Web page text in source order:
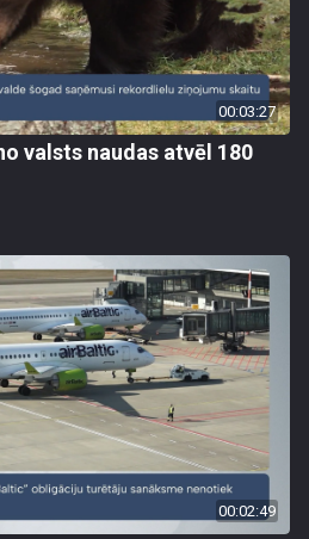
00:03:27
valsts naudas atvēl 180
00:02:49